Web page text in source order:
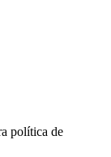
política de